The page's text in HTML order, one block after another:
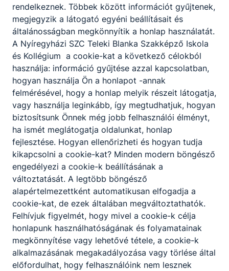
Partnereink
rendelkeznek. Többek között információt gyűjtenek,
megjegyzik a látogató egyéni beállításait és
általánosságban megkönnyítik a honlap használatát.
A Nyíregyházi SZC Teleki Blanka Szakképző Iskola
és Kollégium a cookie-kat a következő célokból
használja: információ gyűjtése azzal kapcsolatban,
hogyan használja Ön a honlapot -annak
felmérésével, hogy a honlap melyik részeit látogatja,
vagy használja leginkább, így megtudhatjuk, hogyan
biztosítsunk Önnek még jobb felhasználói élményt,
ha ismét meglátogatja oldalunkat, honlap
fejlesztése. Hogyan ellenőrizheti és hogyan tudja
kikapcsolni a cookie-kat? Minden modern böngésző
engedélyezi a cookie-k beállításának a
változtatását. A legtöbb böngésző
alapértelmezettként automatikusan elfogadja a
cookie-kat, de ezek általában megváltoztathatók.
Felhívjuk figyelmét, hogy mivel a cookie-k célja
honlapunk használhatóságának és folyamatainak
megkönnyítése vagy lehetővé tétele, a cookie-k
alkalmazásának megakadályozása vagy törlése által
előfordulhat, hogy felhasználóink nem lesznek